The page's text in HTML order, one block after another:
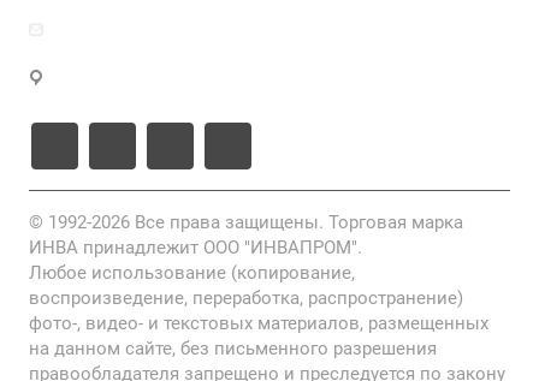
© 1992-2026 Все права защищены. Торговая марка
ИНВА принадлежит ООО "ИНВАПРОМ".
Любое использование (копирование,
воспроизведение, переработка, распространение)
фото-, видео- и текстовых материалов, размещенных
на данном сайте, без письменного разрешения
правообладателя запрещено и преследуется по закону